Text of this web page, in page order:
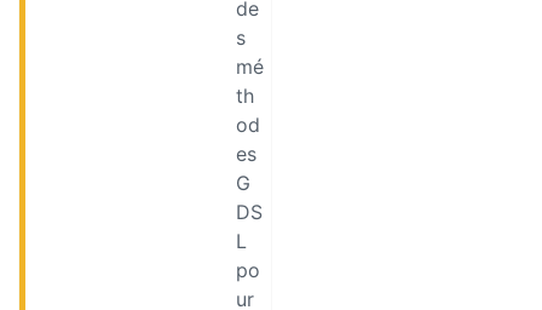
de
s
mé
th
od
es
G
DS
L
po
ur